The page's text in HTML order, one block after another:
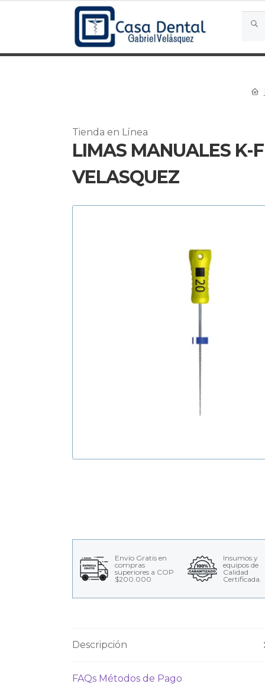
por:
Tienda en Línea
LIMAS MANUALES K-
VELASQUEZ
Envío Gratis en
compras
superiores a COP
$200.000
Insumos y
equipos de
Calidad
Certificada.
Descripción
FAQs Métodos de Pago